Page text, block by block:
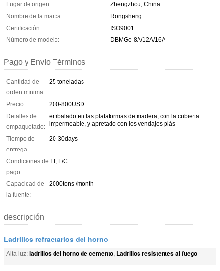
Lugar de origen:
Zhengzhou, China
Nombre de la marca:
Rongsheng
Certificación:
ISO9001
Número de modelo:
DBMGe-8A/12A/16A
Pago y Envío Términos
Cantidad de
orden mínima:
25 toneladas
Precio:
200-800USD
Detalles de
empaquetado:
embalado en las plataformas de madera, con la cubierta
impermeable, y apretado con los vendajes plás
Tiempo de
entrega:
20-30days
Condiciones de
pago:
TT; L/C
Capacidad de
la fuente:
2000tons /month
descripción
Ladrillos refractarios del horno
Alta luz: ladrillos del horno de cemento, Ladrillos resistentes al fuego